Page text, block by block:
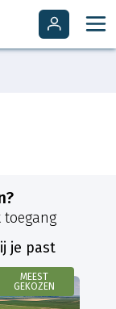
je past
MEEST
GEKOZEN